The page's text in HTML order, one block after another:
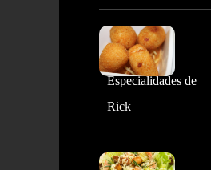
Especialidades de
Rick